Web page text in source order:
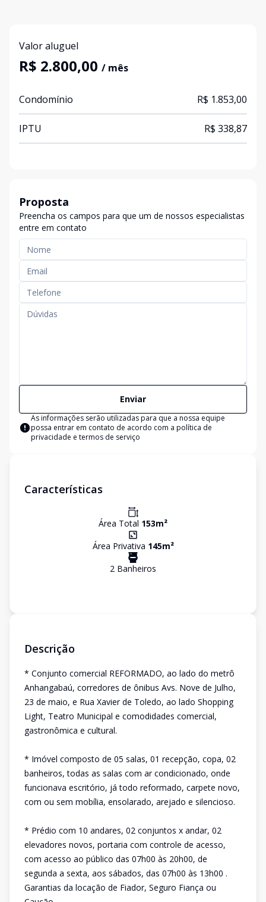
Valor aluguel
R$ 2.800,00 / mês
Condomínio R$ 1.853,00
IPTU R$ 338,87
Proposta
Preencha os campos para que um de nossos especialistas
entre em contato
Enviar
As informações serão utilizadas para que a nossa equipe
possa entrar em contato de acordo com a política de
privacidade e termos de serviço
Características
Área Total 153m²
Área Privativa 145m²
2 Banheiros
Descrição
* Conjunto comercial REFORMADO, ao lado do metrô
Anhangabaú, corredores de ônibus Avs. Nove de Julho,
23 de maio, e Rua Xavier de Toledo, ao lado Shopping
Light, Teatro Municipal e comodidades comercial,
gastronômica e cultural.
* Imóvel composto de 05 salas, 01 recepção, copa, 02
banheiros, todas as salas com ar condicionado, onde
funcionava escritório, já todo reformado, carpete novo,
com ou sem mobília, ensolarado, arejado e silencioso.
* Prédio com 10 andares, 02 conjuntos x andar, 02
elevadores novos, portaria com controle de acesso,
com acesso ao público das 07h00 às 20h00, de
segunda a sexta, aos sábados, das 07h00 às 13h00 .
Garantias da locação de Fiador, Seguro Fiança ou